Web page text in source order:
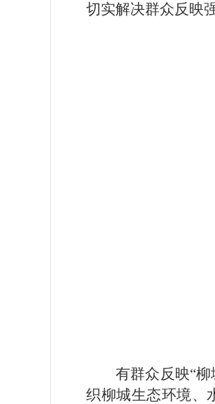
切实解决群众反映
有群众反映“
织柳城生态环境、